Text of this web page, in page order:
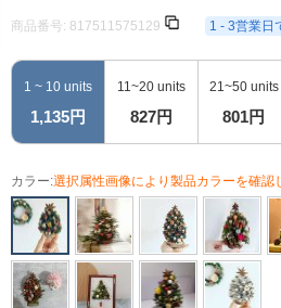
商品番号: 817511575129 1 - 3営業日
1 ~ 10 units
1,135円
11~20 units
827円
21~50 units
801円
カラー:選択属性画像により製品カラーを確認